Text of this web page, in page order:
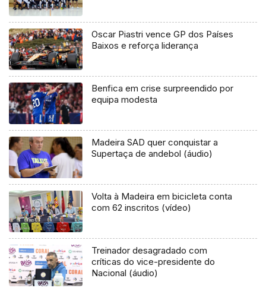
Oscar Piastri vence GP dos Países
Baixos e reforça liderança
Benfica em crise surpreendido por
equipa modesta
Madeira SAD quer conquistar a
Supertaça de andebol (áudio)
Volta à Madeira em bicicleta conta
com 62 inscritos (vídeo)
Treinador desagradado com
críticas do vice-presidente do
Nacional (áudio)